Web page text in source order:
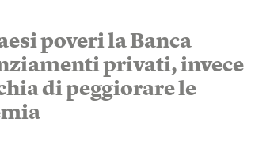
poveri la Banca
privati, invece
di peggiorare le